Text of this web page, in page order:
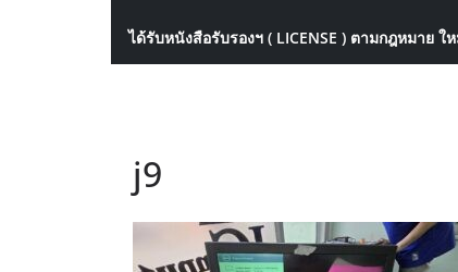
ได้รับหนังสือรับรองฯ ( LICENSE ) ตามกฎหมาย
j9